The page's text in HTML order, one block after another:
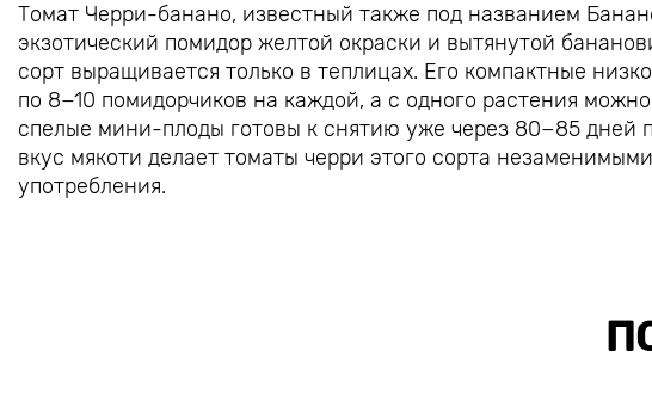
Томат Черри-банано, известный также под названием
экзотический помидор желтой окраски и вытянутой
сорт выращивается только в теплицах. Его компактные
по 8−10 помидорчиков на каждой, а с одного растения
спелые мини-плоды готовы к снятию уже через 80−85 дней
вкус мякоти делает томаты черри этого сорта
употребления.